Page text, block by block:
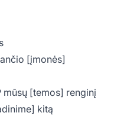
[įmonės]
mūsų [temos] renginį
kitą